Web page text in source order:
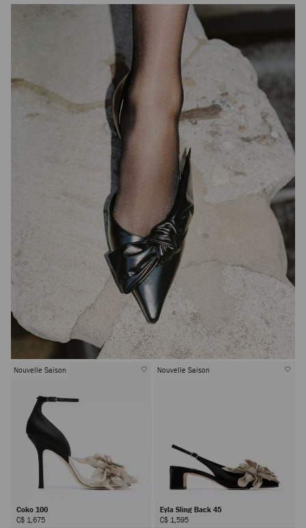
Nouvelle Saison
Coko 100
C$ 1,675
Nouvelle Saison
Eyla Sling Back 45
C$ 1,595